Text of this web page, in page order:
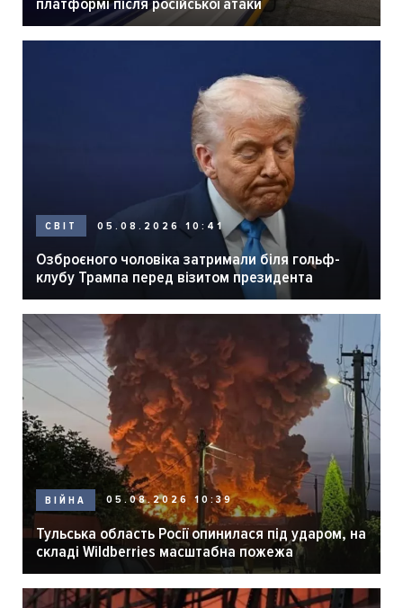
СВІТ 05.08.2026 10:41
Озброєного чоловіка затримали біля гольф-
клубу Трампа перед візитом президента
ВІЙНА 05.08.2026 10:39
Тульська область Росії опинилася під ударом, на
складі Wildberries масштабна пожежа